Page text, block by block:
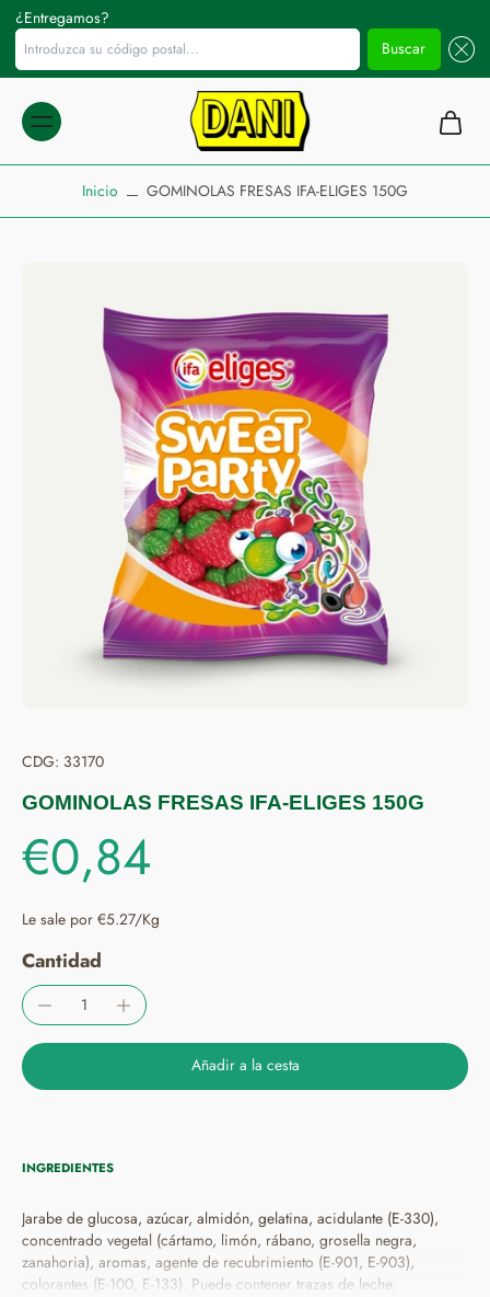
¿Entregamos?
Introduzca su código postal...
Buscar
al
Inicio GOMINOLAS FRESAS IFA-ELIGES 150G
CDG: 33170
GOMINOLAS FRESAS IFA-ELIGES 150G
€0,84
Le sale por €5.27/Kg
Cantidad
Añadir a la cesta
INGREDIENTES
Jarabe de glucosa, azúcar, almidón, gelatina, acidulante (E-330),
concentrado vegetal (cártamo, limón, rábano, grosella negra,
zanahoria), aromas, agente de recubrimiento (E-901, E-903),
colorantes (E-100, E-133). Puede contener trazas de leche.